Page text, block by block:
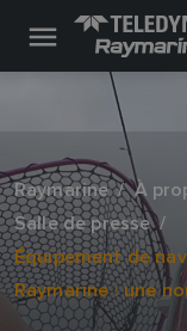
Raymarine
À
Salle de presse
Équipement de
Raymarine : une